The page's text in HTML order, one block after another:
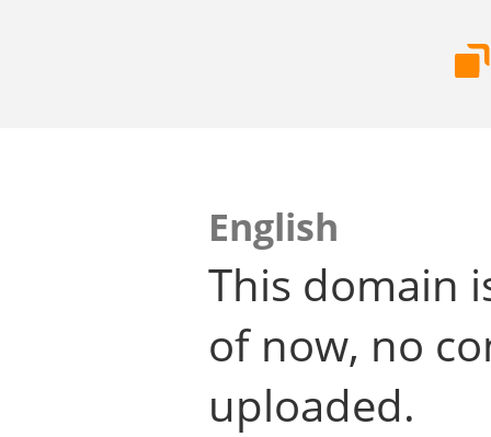
English
This domain
of now, no
uploaded.